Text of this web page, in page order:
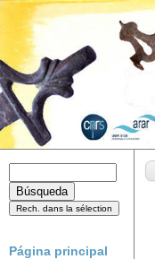
Página principal